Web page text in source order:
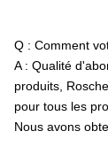
Q : Comment
A : Qualité
produits,
pour tous les
Nous avons